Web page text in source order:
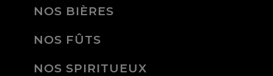
NOS BIÈRES
NOS FÛTS
NOS SPIRITUEUX